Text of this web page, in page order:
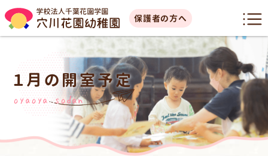
保護者の方へ
１月の開室予定
oyaoya sodan